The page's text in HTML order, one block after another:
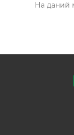
На даний